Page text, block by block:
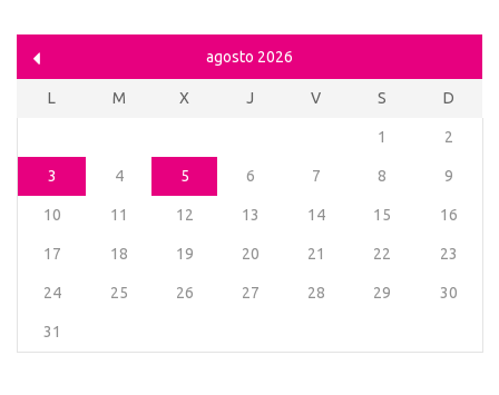
agosto 2026
L M X J V S D
1 2
3 4 5 6 7 8 9
10 11 12 13 14 15 16
17 18 19 20 21 22 23
24 25 26 27 28 29 30
31